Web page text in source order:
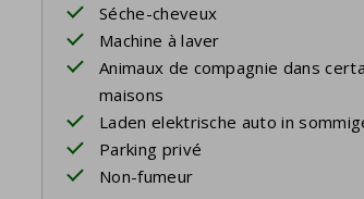
Séche-cheveux
Machine à laver
Animaux de compagnie dans
maisons
Laden elektrische auto in
Parking privé
Non-fumeur